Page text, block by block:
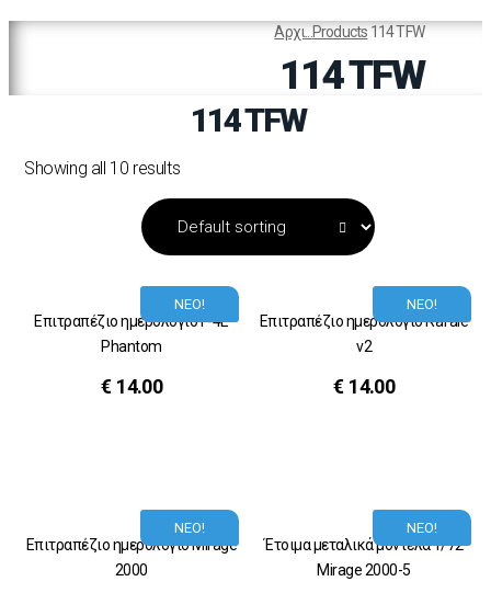
Αρχι... Products 114 TFW
114 TFW
114 TFW
Showing all 10 results
ΝΕΟ!
Επιτραπέζιο ημερολόγιο F-4E
Phantom
€ 14.00
ΝΕΟ!
Επιτραπέζιο ημερολόγιο Rafale
v2
€ 14.00
ΝΕΟ!
Επιτραπέζιο ημερολόγιο Μirage
2000
ΝΕΟ!
Έτοιμα μεταλικά μοντέλα 1/72
Mirage 2000-5